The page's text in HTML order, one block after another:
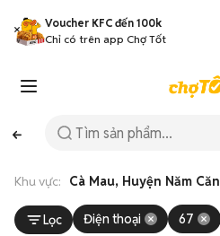
Voucher KFC đến 100k
Chỉ có trên app Chợ Tốt
Khu vực: Cà Mau, Huyện Năm Căn
Lọc Điện thoại 67